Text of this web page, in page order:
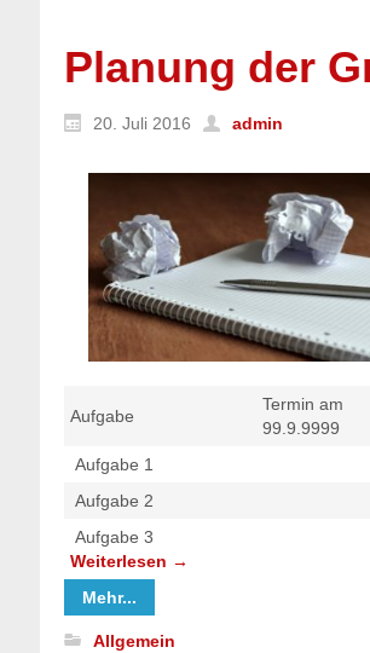
Planung der
20. Juli 2016
admin
Aufgabe
Termin am
99.9.9999
Aufgabe 1
Aufgabe 2
Aufgabe 3
Weiterlesen →
Mehr...
Allgemein